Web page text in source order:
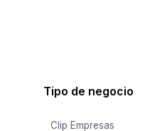
Tipo de negocio
Clip Empresas